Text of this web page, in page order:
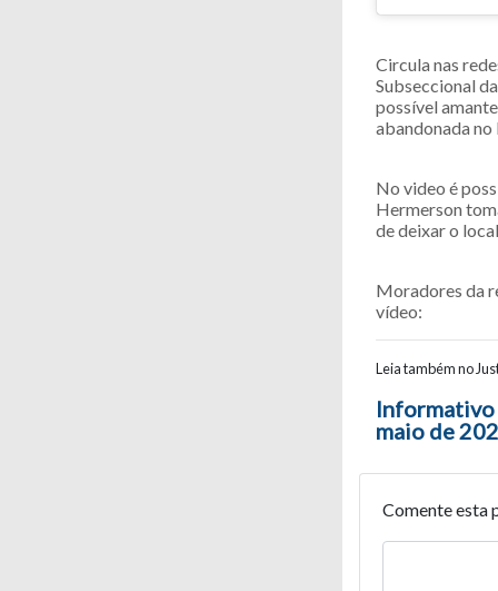
Circula nas
Subseccional
possível
abandonada
No video é
Hermerson
de deixar o
Moradores da
vídeo:
Leia também no
Informativo
maio de
Comente esta